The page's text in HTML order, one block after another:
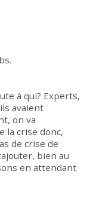
à qui? Experts,
avaient
on va
la crise donc,
de crise de
bien au
en attendant